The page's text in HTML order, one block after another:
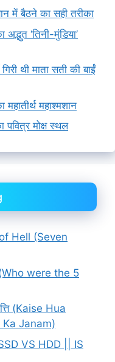
में बैठने का सही तरीका
‘तिनी-मुंडिया’
थी माता सती की बाईं
महाश्मशान
मोक्ष स्थल
Hell (Seven
(Who were the 5
(Kaise Hua
Janam)
VS HDD || IS